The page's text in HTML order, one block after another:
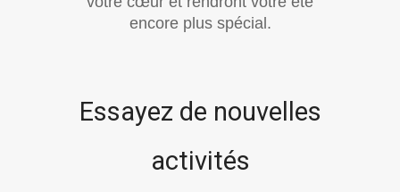
encore plus spécial.
Essayez de nouvelles
activités